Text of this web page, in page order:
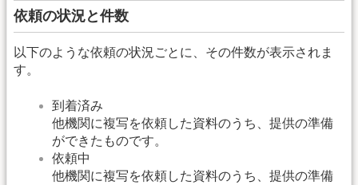
依頼の状況と件数
以下のような依頼の状況ごとに、その件数が表示されま
す。
到着済み
他機関に複写を依頼した資料のうち、提供の準備
ができたものです。
依頼中
他機関に複写を依頼した資料のうち、提供の準備